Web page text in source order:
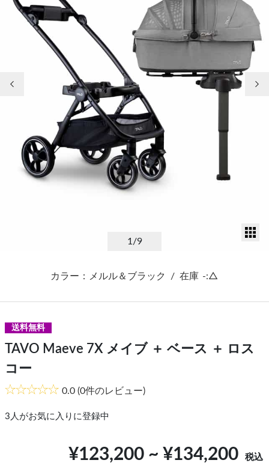
1/9
カラー：メルル＆ブラック / 在庫 -:△
送料無料
TAVO Maeve 7X メイブ ＋ ベース ＋ ロス
コー
0.0 (0件のレビュー)
3 人がお気に入りに登録中
¥123,200 ~ ¥134,200